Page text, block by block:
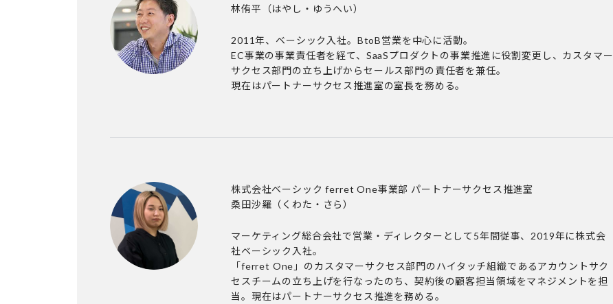
林侑平 （はやし・ゆうへい）
2011年、ベーシック入社。BtoB営業を中心に活動。
EC事業の事業責任者を経て、SaaSプロダクトの事業推進に役割変更し、カスタマー
サクセス部門の立ち上げからセールス部門の責任者を兼任。
現在はパートナーサクセス推進室の室長を務める。
株式会社ベーシック ferret One事業部 パートナーサクセス推進室
桑田沙羅 （くわた・さら）
マーケティング総合会社で営業・ディレクターとして5年間従事、2019年に株式会
社ベーシック入社。
「ferret One」のカスタマーサクセス部門のハイタッチ組織であるアカウントサク
セスチームの立ち上げを行なったのち、契約後の顧客担当領域をマネジメントを担
当。現在はパートナーサクセス推進を務める。